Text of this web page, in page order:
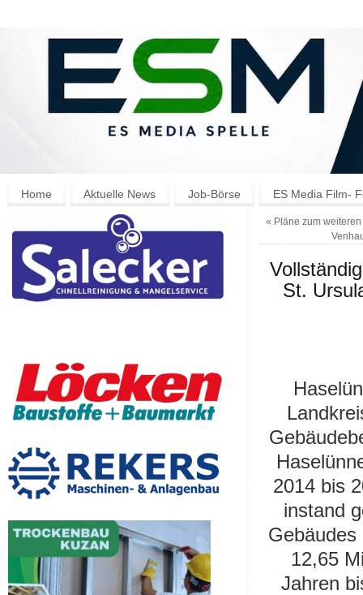
Home Aktuelle News Job-Börse ES Media Film-
« Pläne zum
St.
2014 bis
instand
12,65
Jahren